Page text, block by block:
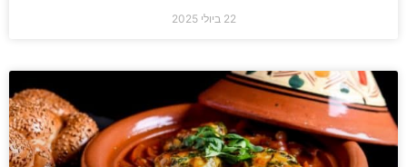
22 ביולי 2025